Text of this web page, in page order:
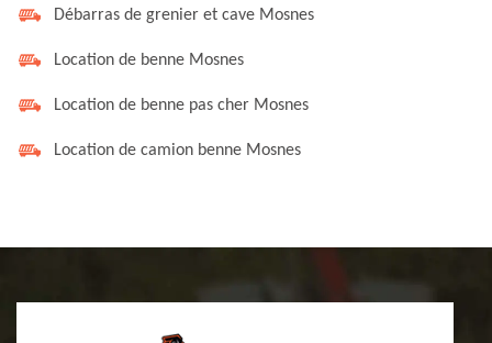
Débarras de grenier et cave Mosnes
Location de benne Mosnes
Location de benne pas cher Mosnes
Location de camion benne Mosnes